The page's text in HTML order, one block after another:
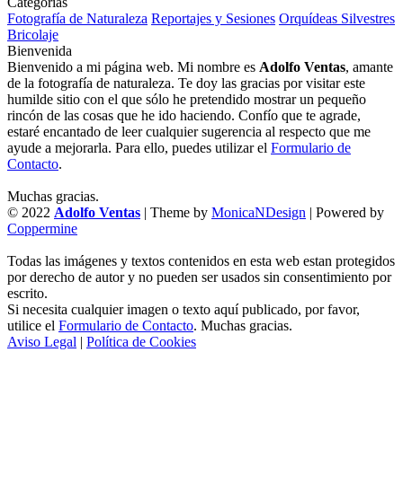
Fotografía de Naturaleza Reportajes y Sesiones Orquídeas Silvestres
Bricolaje
Bienvenida
Bienvenido a mi página web. Mi nombre es Adolfo Ventas, amante
de la fotografía de naturaleza. Te doy las gracias por visitar este
humilde sitio con el que sólo he pretendido mostrar un pequeño
rincón de las cosas que he ido haciendo. Confío que te agrade,
estaré encantado de leer cualquier sugerencia al respecto que me
ayude a mejorarla. Para ello, puedes utilizar el Formulario de
Contacto.
Muchas gracias.
© 2022 Adolfo Ventas | Theme by MonicaNDesign | Powered by
Coppermine
Todas las imágenes y textos contenidos en esta web estan protegidos
por derecho de autor y no pueden ser usados sin consentimiento por
escrito.
Si necesita cualquier imagen o texto aquí publicado, por favor,
utilice el Formulario de Contacto. Muchas gracias.
Aviso Legal | Política de Cookies